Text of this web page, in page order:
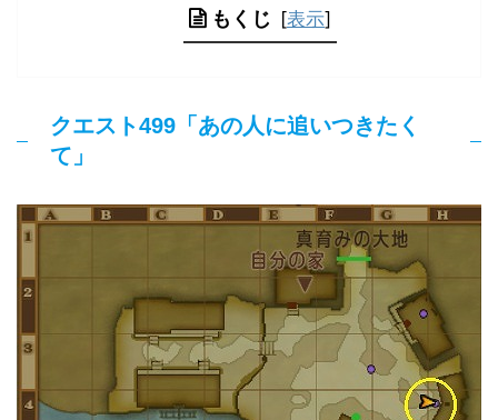
もくじ [表示]
クエスト499「あの人に追いつきたく
て」